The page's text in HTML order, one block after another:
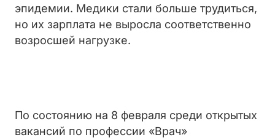
эпидемии. Медики стали больше трудиться,
но их зарплата не выросла соответственно
возросшей нагрузке.
По состоянию на 8 февраля среди открытых
вакансий по профессии «Врач»